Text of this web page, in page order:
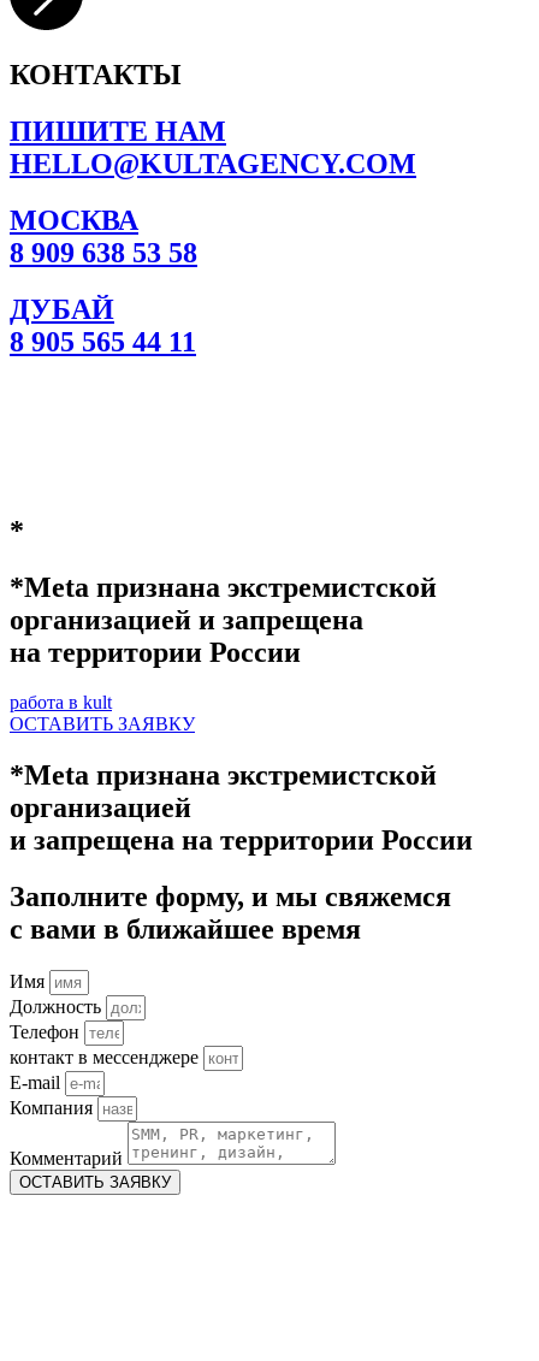
КОНТАКТЫ
ПИШИТЕ НАМ
HELLO@KULTAGENCY.COM
МОСКВА
8 909 638 53 58
ДУБАЙ
8 905 565 44 11
*
*Meta признана экстремистской
организацией и запрещена
на территории России
работа в kult
ОСТАВИТЬ ЗАЯВКУ
*Meta признана экстремистской
организацией
и запрещена на территории России
Заполните форму, и мы свяжемся
с вами в ближайшее время
Имя
Должность
Телефон
контакт в мессенджере
E-mail
Компания
Комментарий
ОСТАВИТЬ ЗАЯВКУ